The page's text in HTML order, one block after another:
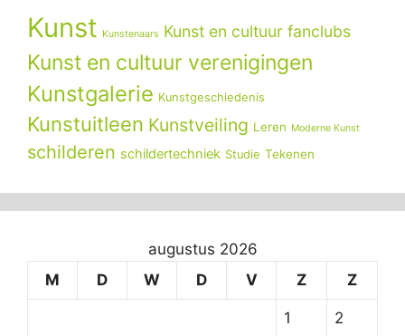
Kunst Kunstenaars Kunst en cultuur fanclubs
Kunst en cultuur verenigingen
Kunstgalerie Kunstgeschiedenis
Kunstuitleen Kunstveiling Leren Moderne Kunst
schilderen schildertechniek Studie Tekenen
augustus 2026
M
D W D V Z Z
1 2